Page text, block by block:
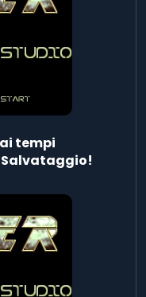
tempi
Salvataggio!